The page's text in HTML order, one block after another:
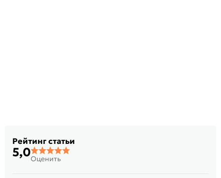
Рейтинг статьи
5,0Оценить